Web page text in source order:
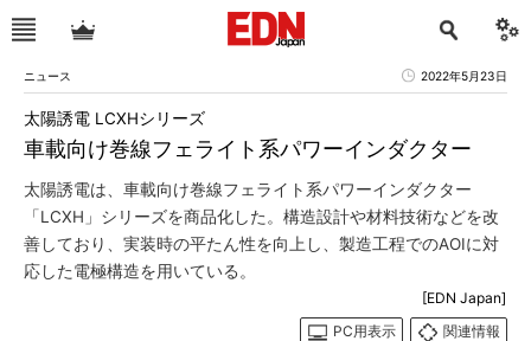
ニュース 2022年5月23日
車載向け巻線フェライト系パワーインダクター
太陽誘電 LCXHシリーズ
太陽誘電は、車載向け巻線フェライト系パワーインダクター
「LCXH」シリーズを商品化した。構造設計や材料技術などを改
善しており、実装時の平たん性を向上し、製造工程でのAOIに対
応した電極構造を用いている。
[EDN Japan]
PC用表示
関連情報